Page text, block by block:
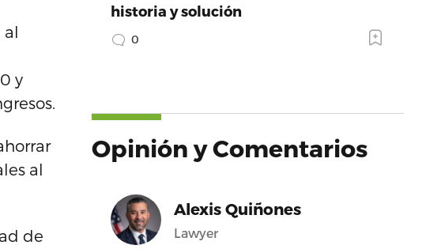
al
y
al
de
historia y solución
0
Opinión y Comentarios
Alexis Quiñones
Lawyer